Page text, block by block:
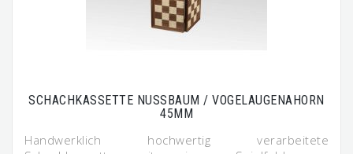
SCHACHKASSETTE NUSSBAUM / VOGELAUGENAHORN
45MM
Handwerklich hochwertig verarbeitete